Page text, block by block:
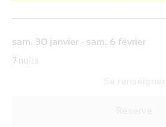
sam. 30 janvier - sam. 6 février
7 nuits